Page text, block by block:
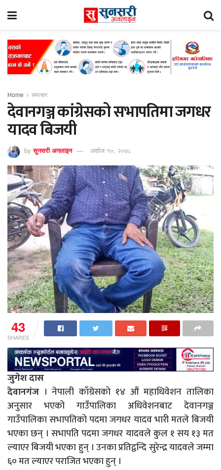
Home समाचार
देवानगञ्ज कांग्रेसको सभापतिमा जगधर
यादव बिजयी
by सुनसरी अनलाइन अशोज १०, २०७८
43
SHARES
जुगेश दास
देवानगंज । नेपाली काँग्रेसको १४ औं महाधिवेशन तालिका
अनुसार भएको गाउँपालिका अधिवेशनबाट देवानगञ्ज
गाउँपालिका सभापतिको पदमा जगधर यादव भारी मतले बिजयी
भएका छन् । सभापति पदमा जगधर यादवले कुल १ सय १३ मत
ल्याएर बिजयी भएका हुन् । उनका प्रतिद्वन्दि सुरेन्द्र यादवले जम्मा
६० मत ल्याएर पराजित भएका हुन् ।